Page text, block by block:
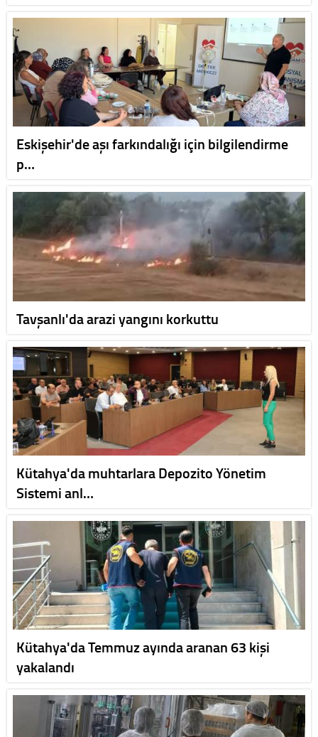
Eskişehir'de aşı farkındalığı için bilgilendirme
p…
Tavşanlı'da arazi yangını korkuttu
Kütahya'da muhtarlara Depozito Yönetim
Sistemi anl…
Kütahya'da Temmuz ayında aranan 63 kişi
yakalandı